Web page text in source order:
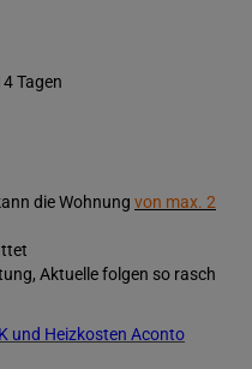
Tagen
die Wohnung von max. 2
Aktuelle folgen so rasch
und Heizkosten Aconto